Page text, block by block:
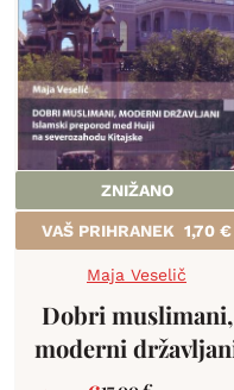
ZNIŽANO
VAŠ PRIHRANEK 1,70 €
Maja Veselič
Dobri muslimani,
moderni